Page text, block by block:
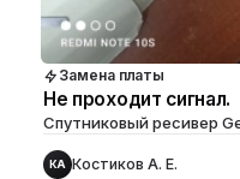
Замена платы
Не проходит сигнал.
Спутниковый ресивер
КА Костиков А. Е.